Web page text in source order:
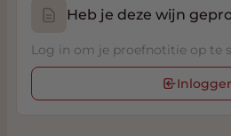
Heb je deze wijn
Log in om je proefnotitie op te